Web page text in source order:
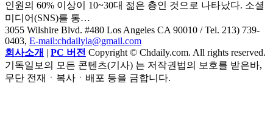
인원의 60% 이상이 10~30대 젊은 층인 것으로 나타났다. 소셜
미디어(SNS)를 통…
3055 Wilshire Blvd. #480 Los Angeles CA 90010 / Tel. 213) 739-
0403, E-mail:chdailyla@gmail.com
회사소개 | PC 버전 Copyright © Chdaily.com. All rights reserved.
기독일보의 모든 콘텐츠(기사) 는 저작권법의 보호를 받은바,
무단 전재ㆍ복사ㆍ배포 등을 금합니다.